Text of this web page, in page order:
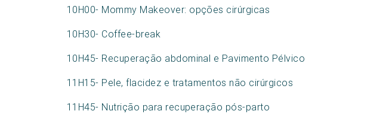
10H00- Mommy Makeover: opções cirúrgicas
10H30- Coffee-break
10H45- Recuperação abdominal e Pavimento Pélvico
11H15- Pele, flacidez e tratamentos não cirúrgicos
11H45- Nutrição para recuperação pós-parto